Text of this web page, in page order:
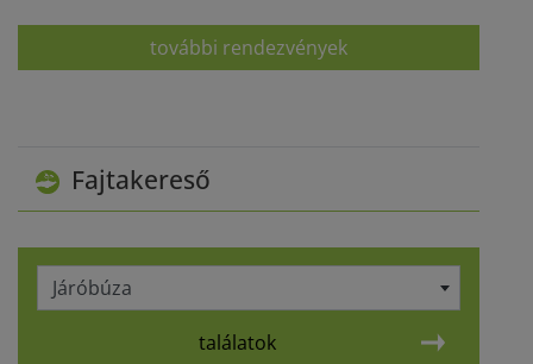
további rendezvények
Fajtakereső
Járóbúza
találatok